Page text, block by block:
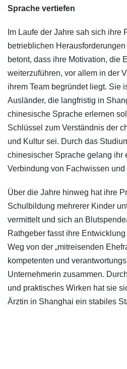
Sprache vertiefen
Im Laufe der Jahre sah sich ihre
betrieblichen
betont, dass ihre Motivation, die
weiterzuführen, vor allem in der
ihrem Team begründet liegt. Sie
Ausländer, die langfristig in
chinesische Sprache erlernen
Schlüssel zum Verständnis der
und Kultur sei. Durch das
chinesischer Sprache gelang ihr
Verbindung von Fachwissen und
Über die Jahre hinweg hat ihre
Schulbildung mehrerer Kinder
vermittelt und sich an
Rathgeber fasst ihre
Weg von der „mitreisenden
kompetenten und
Unternehmerin zusammen.
und praktisches Wirken hat sie
Ärztin in Shanghai ein stabiles